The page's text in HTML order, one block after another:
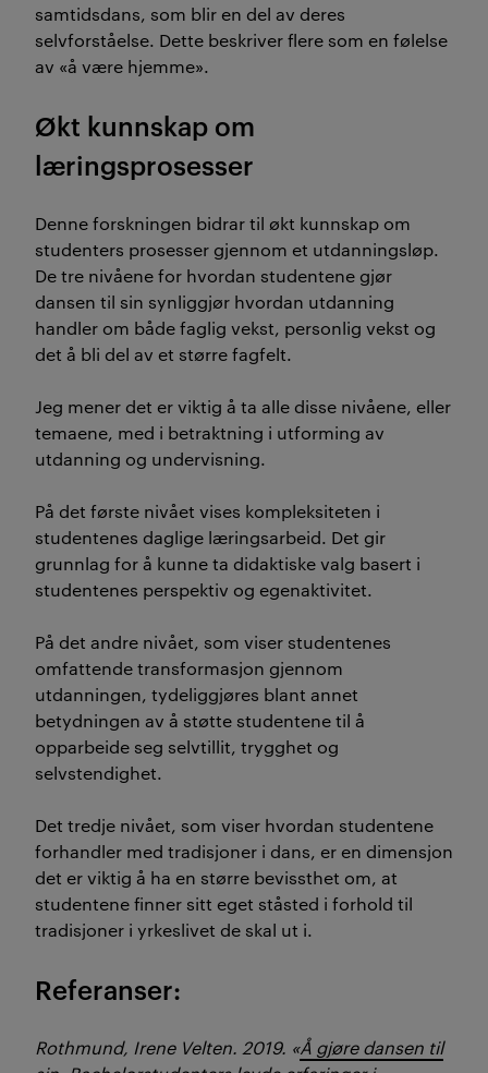
samtidsdans, som blir en del av deres
selvforståelse. Dette beskriver flere som en følelse
av «å være hjemme».
Økt kunnskap om
læringsprosesser
Denne forskningen bidrar til økt kunnskap om
studenters prosesser gjennom et utdanningsløp.
De tre nivåene for hvordan studentene gjør
dansen til sin synliggjør hvordan utdanning
handler om både faglig vekst, personlig vekst og
det å bli del av et større fagfelt.
Jeg mener det er viktig å ta alle disse nivåene, eller
temaene, med i betraktning i utforming av
utdanning og undervisning.
På det første nivået vises kompleksiteten i
studentenes daglige læringsarbeid. Det gir
grunnlag for å kunne ta didaktiske valg basert i
studentenes perspektiv og egenaktivitet.
På det andre nivået, som viser studentenes
omfattende transformasjon gjennom
utdanningen, tydeliggjøres blant annet
betydningen av å støtte studentene til å
opparbeide seg selvtillit, trygghet og
selvstendighet.
Det tredje nivået, som viser hvordan studentene
forhandler med tradisjoner i dans, er en dimensjon
det er viktig å ha en større bevissthet om, at
studentene finner sitt eget ståsted i forhold til
tradisjoner i yrkeslivet de skal ut i.
Referanser:
Rothmund, Irene Velten. 2019. «Å gjøre dansen til